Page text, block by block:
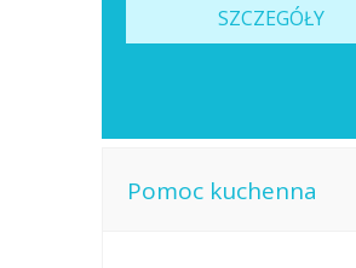
SZCZEGÓŁY
Pomoc kuchenna